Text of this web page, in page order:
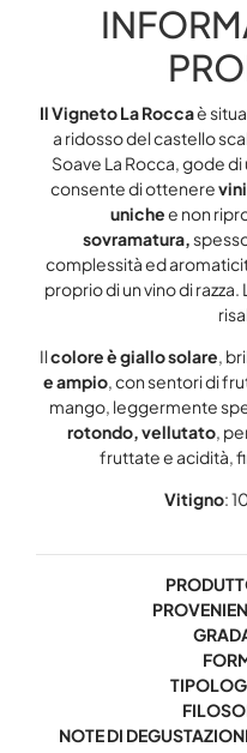
Il Vigneto La Roccaè
a ridosso del castello
Soave La Rocca, gode di
consente di ottenere
unichee non
sovramatura,
complessità ed
proprio di un vino di
Ilcolore è giallo solare,
e ampio, con sentori di
mango, leggermente
rotondo, vellutato,
fruttate e acidità,
Vitigno:
NOTE DI